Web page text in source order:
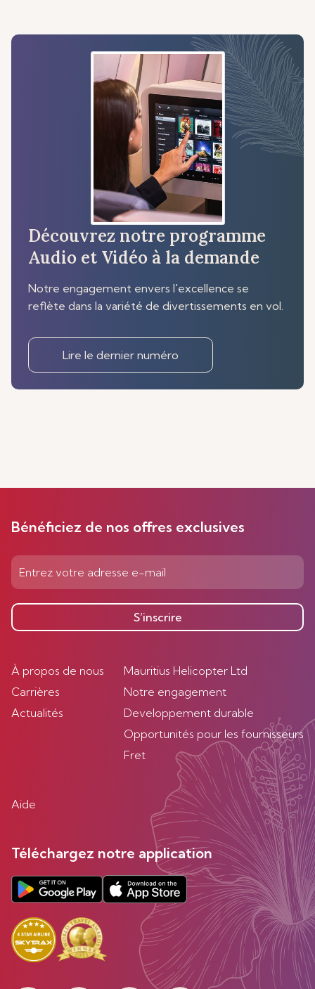
Découvrez notre programme
Audio et Vidéo à la demande
Notre engagement envers l'excellence se
reflète dans la variété de divertissements en vol.
Lire le dernier numéro
Bénéficiez de nos offres exclusives
S’inscrire
À propos de nous
Carrières
Actualités
Mauritius Helicopter Ltd
Notre engagement
Developpement durable
Opportunités pour les fournisseurs
Fret
Aide
Téléchargez notre application